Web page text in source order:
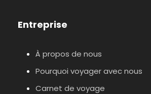
Entreprise
À propos de nous
Pourquoi voyager avec nous
Carnet de voyage